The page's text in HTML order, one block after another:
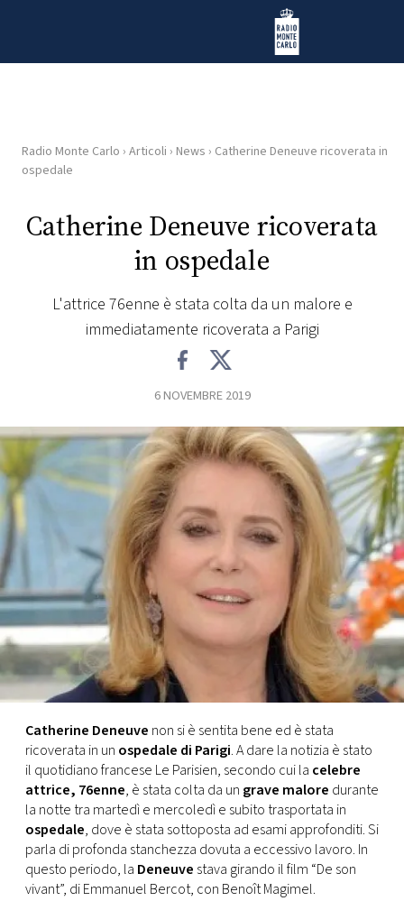
Radio Monte Carlo
HOME
RADIO
PLAYLIST
FOTO
CONCORSI
EVENTI
VIDEO
TV
PRINCIPATO
DI
MONACO
RMC
CONSIGLIA
Radio Monte Carlo › Articoli › News › Catherine Deneuve ricoverata in
ospedale
Catherine Deneuve ricoverata
in ospedale
L'attrice 76enne è stata colta da un malore e
immediatamente ricoverata a Parigi
6 NOVEMBRE 2019
Catherine Deneuve non si è sentita bene ed è stata
ricoverata in un ospedale di Parigi. A dare la notizia è stato
il quotidiano francese Le Parisien, secondo cui la celebre
attrice, 76enne, è stata colta da un grave malore durante
la notte tra martedì e mercoledì e subito trasportata in
ospedale, dove è stata sottoposta ad esami approfonditi. Si
parla di profonda stanchezza dovuta a eccessivo lavoro. In
questo periodo, la Deneuve stava girando il film “De son
vivant”, di Emmanuel Bercot, con Benoît Magimel.